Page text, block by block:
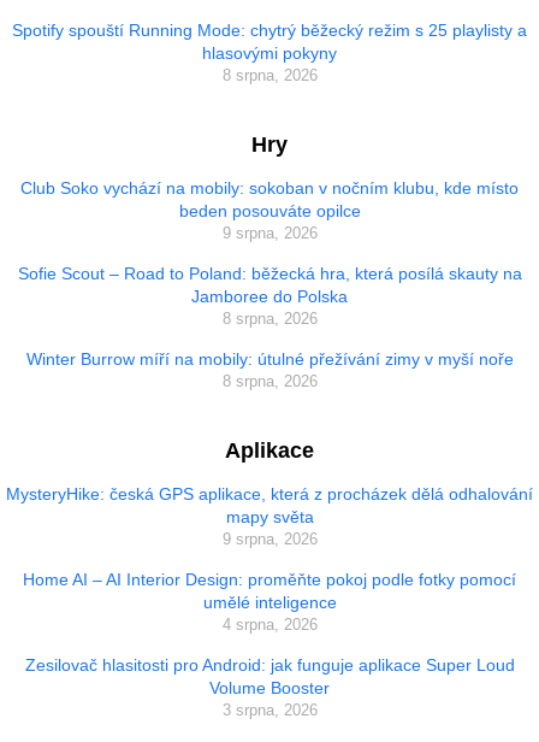
Spotify spouští Running Mode: chytrý běžecký režim s 25 playlisty a
hlasovými pokyny
8 srpna, 2026
Hry
Club Soko vychází na mobily: sokoban v nočním klubu, kde místo
beden posouváte opilce
9 srpna, 2026
Sofie Scout – Road to Poland: běžecká hra, která posílá skauty na
Jamboree do Polska
8 srpna, 2026
Winter Burrow míří na mobily: útulné přežívání zimy v myší noře
8 srpna, 2026
Aplikace
MysteryHike: česká GPS aplikace, která z procházek dělá odhalování
mapy světa
9 srpna, 2026
Home AI – AI Interior Design: proměňte pokoj podle fotky pomocí
umělé inteligence
4 srpna, 2026
Zesilovač hlasitosti pro Android: jak funguje aplikace Super Loud
Volume Booster
3 srpna, 2026